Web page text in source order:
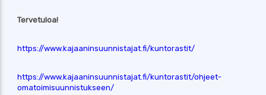
Tervetuloa!
https://www.kajaaninsuunnistajat.fi/kuntorastit/
https://www.kajaaninsuunnistajat.fi/kuntorastit/ohjeet-
omatoimisuunnistukseen/